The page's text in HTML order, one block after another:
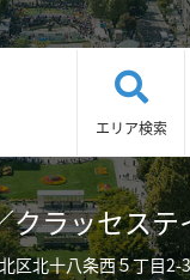
エリア検索
クラッセス
区北十八条西５丁目2-